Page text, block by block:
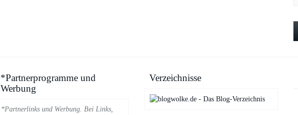
*Partnerprogramme und
Werbung
*Partnerlinks und Werbung. Bei Links,
Verzeichnisse